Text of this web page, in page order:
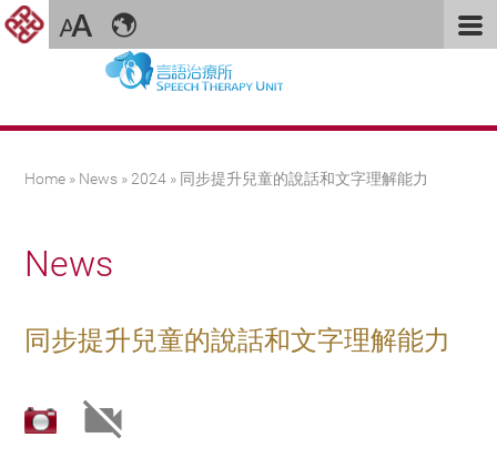
You are here
Home » News » 2024 » 同步提升兒童的說話和文字理解能力
News
同步提升兒童的說話和文字理解能力